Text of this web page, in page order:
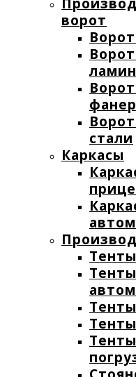
ворот
стали
Каркасы